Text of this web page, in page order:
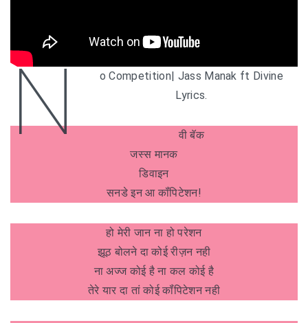
N
o Competition| Jass Manak ft Divine
Lyrics.
वी बॅक
जस्स मानक
डिवाइन
सनडे इन आ कॉंपिटेशन!
हो मेरी जान ना हो परेशन
झूठ बोलने दा कोई रीज़न नही
ना अज्ज कोई है ना कल कोई है
तेरे यार दा तां कोई कॉंपिटेशन नही